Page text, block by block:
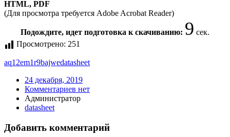
HTML, PDF
(Для просмотра требуется Adobe Acrobat Reader)
Подождите, идет подготовка к скачиванию: 9 сек.
Просмотрено: 251
aq12em1r9bajwedatasheet
24 декабря, 2019
Комментариев нет
Администратор
datasheet
Добавить комментарий